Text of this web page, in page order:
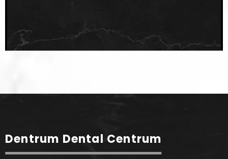
Dentrum Dental Centrum